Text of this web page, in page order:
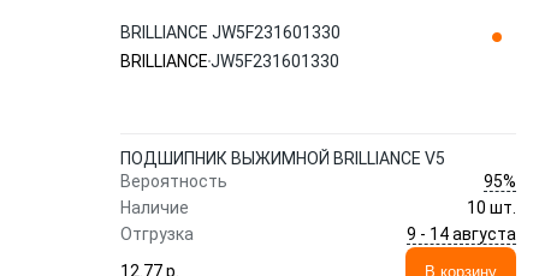
BRILLIANCE JW5F231601330
BRILLIANCEJW5F231601330
ПОДШИПНИК ВЫЖИМНОЙ BRILLIANCE V5
Вероятность
95%
Наличие
10 шт.
Отгрузка
9 - 14 августа
12.77 p.
В корзину